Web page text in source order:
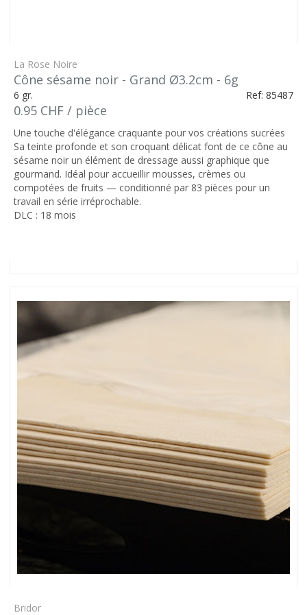
La Rose Noire
Cône sésame noir - Grand Ø3.2cm - 6g
6 gr. Ref: 85487
0.95 CHF / pièce
Une touche d'élégance craquante pour vos créations sucrées
Sa teinte profonde et son croquant délicat font de ce cône au
sésame noir un élément de dressage aussi graphique que
gourmand. Idéal pour accueillir mousses, crèmes ou
compotées de fruits — conditionné par 83 pièces pour un
travail en série irréprochable.
DLC : 18 mois
Bridor